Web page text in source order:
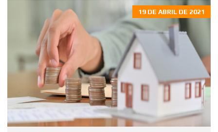
19 DE ABRIL DE 2021